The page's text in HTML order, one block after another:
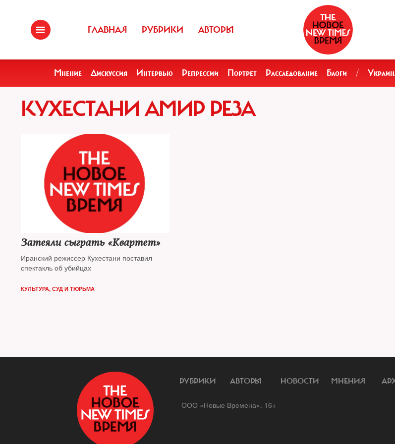
ГЛАВНАЯ РУБРИКИ АВТОРЫ
Мнение Дискуссия Интервью Репрессии Портрет Расследование Блоги /
КУХЕСТАНИ АМИР РЕЗА
Затеяли сыграть «Квартет»
Иранский режиссер Кухестани поставил
спектакль об убийцах
КУЛЬТУРА, СУД И ТЮРЬМА
РУБРИКИ АВТОРЫ НОВОСТИ МНЕНИЯ
ООО «Новые Времена». 16+